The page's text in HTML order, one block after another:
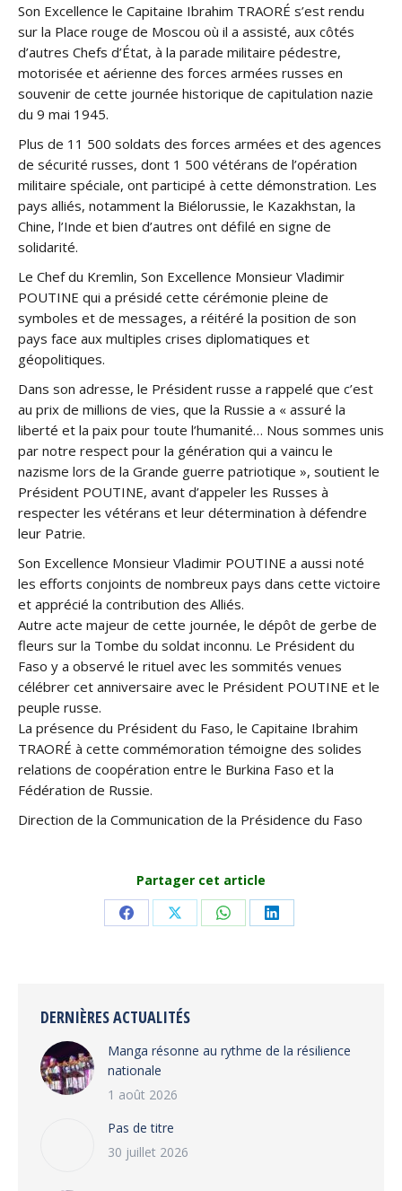
Son Excellence le Capitaine Ibrahim TRAORÉ s’est rendu
sur la Place rouge de Moscou où il a assisté, aux côtés
d’autres Chefs d’État, à la parade militaire pédestre,
motorisée et aérienne des forces armées russes en
souvenir de cette journée historique de capitulation nazie
du 9 mai 1945.
Plus de 11 500 soldats des forces armées et des agences
de sécurité russes, dont 1 500 vétérans de l’opération
militaire spéciale, ont participé à cette démonstration. Les
pays alliés, notamment la Biélorussie, le Kazakhstan, la
Chine, l’Inde et bien d’autres ont défilé en signe de
solidarité.
Le Chef du Kremlin, Son Excellence Monsieur Vladimir
POUTINE qui a présidé cette cérémonie pleine de
symboles et de messages, a réitéré la position de son
pays face aux multiples crises diplomatiques et
géopolitiques.
Dans son adresse, le Président russe a rappelé que c’est
au prix de millions de vies, que la Russie a « assuré la
liberté et la paix pour toute l’humanité… Nous sommes unis
par notre respect pour la génération qui a vaincu le
nazisme lors de la Grande guerre patriotique », soutient le
Président POUTINE, avant d’appeler les Russes à
respecter les vétérans et leur détermination à défendre
leur Patrie.
Son Excellence Monsieur Vladimir POUTINE a aussi noté
les efforts conjoints de nombreux pays dans cette victoire
et apprécié la contribution des Alliés.
Autre acte majeur de cette journée, le dépôt de gerbe de
fleurs sur la Tombe du soldat inconnu. Le Président du
Faso y a observé le rituel avec les sommités venues
célébrer cet anniversaire avec le Président POUTINE et le
peuple russe.
La présence du Président du Faso, le Capitaine Ibrahim
TRAORÉ à cette commémoration témoigne des solides
relations de coopération entre le Burkina Faso et la
Fédération de Russie.
Direction de la Communication de la Présidence du Faso
Partager cet article
Share Share Share Share
DERNIÈRES ACTUALITÉS
Manga résonne au rythme de la résilience
nationale
1 août 2026
Pas de titre
30 juillet 2026